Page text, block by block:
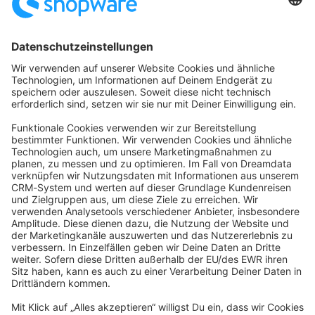
Angetrieben vonDiscourse, beste Erfahrung mit aktiviertem
community@shopware.com
Company
Press
Jobs
Newsletter